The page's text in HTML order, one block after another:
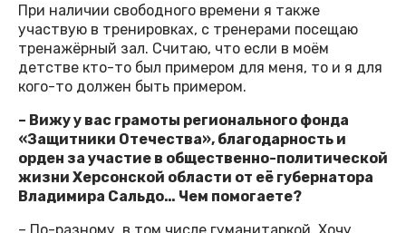
При наличии свободного времени я также
участвую в тренировках, с тренерами посещаю
тренажёрный зал. Считаю, что если в моём
детстве кто-то был примером для меня, то и я для
кого-то должен быть примером.
– Вижу у вас грамоты регионального фонда
«Защитники Отечества», благодарность и
орден за участие в общественно-политической
жизни Херсонской области от её губернатора
Владимира Сальдо… Чем помогаете?